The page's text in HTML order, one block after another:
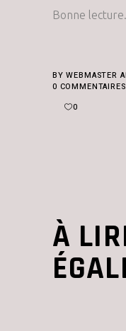
Bonne lecture.
BYWEBMASTER
0 COMMENTAIRES
0
À